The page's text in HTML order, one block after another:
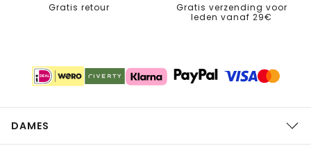
Gratis retour
Gratis verzending voor
leden vanaf 29€
DAMES